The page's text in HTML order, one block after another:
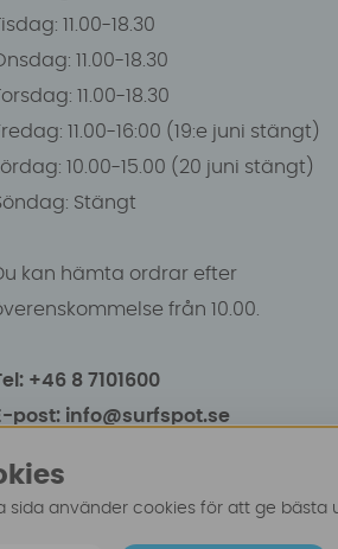
11.00-18.30
11.00-18.30
11.00-18.30
11.00-16:00 (19:e juni stängt)
Lördag: 10.00-15.00 (20 juni stängt)
Stängt
kan hämta ordrar efter
från 10.00.
+46 8 7101600
post: info@surfspot.se
sida använder cookies för att ge bästa